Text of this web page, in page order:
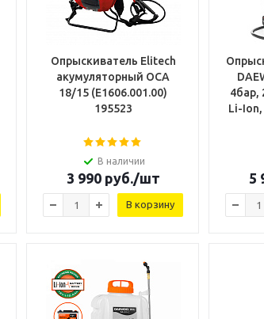
Опрыскиватель Elitech
акумуляторный ОСА
18/15 (Е1606.001.00)
195523
В наличии
3 990руб./шт
В корзину
4бар,
Li-Ion,
5